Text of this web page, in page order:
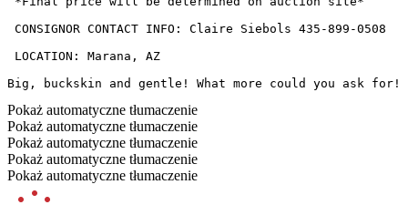
CONSIGNOR CONTACT INFO: Claire Siebols 435-899-0508
LOCATION: Marana, AZ
Big, buckskin and gentle! What more could you ask
Pokaż automatyczne tłumaczenie
Pokaż automatyczne tłumaczenie
Pokaż automatyczne tłumaczenie
Pokaż automatyczne tłumaczenie
Pokaż automatyczne tłumaczenie